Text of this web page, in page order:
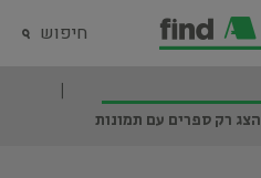
חיפוש
הצג רק ספרים עם תמונות